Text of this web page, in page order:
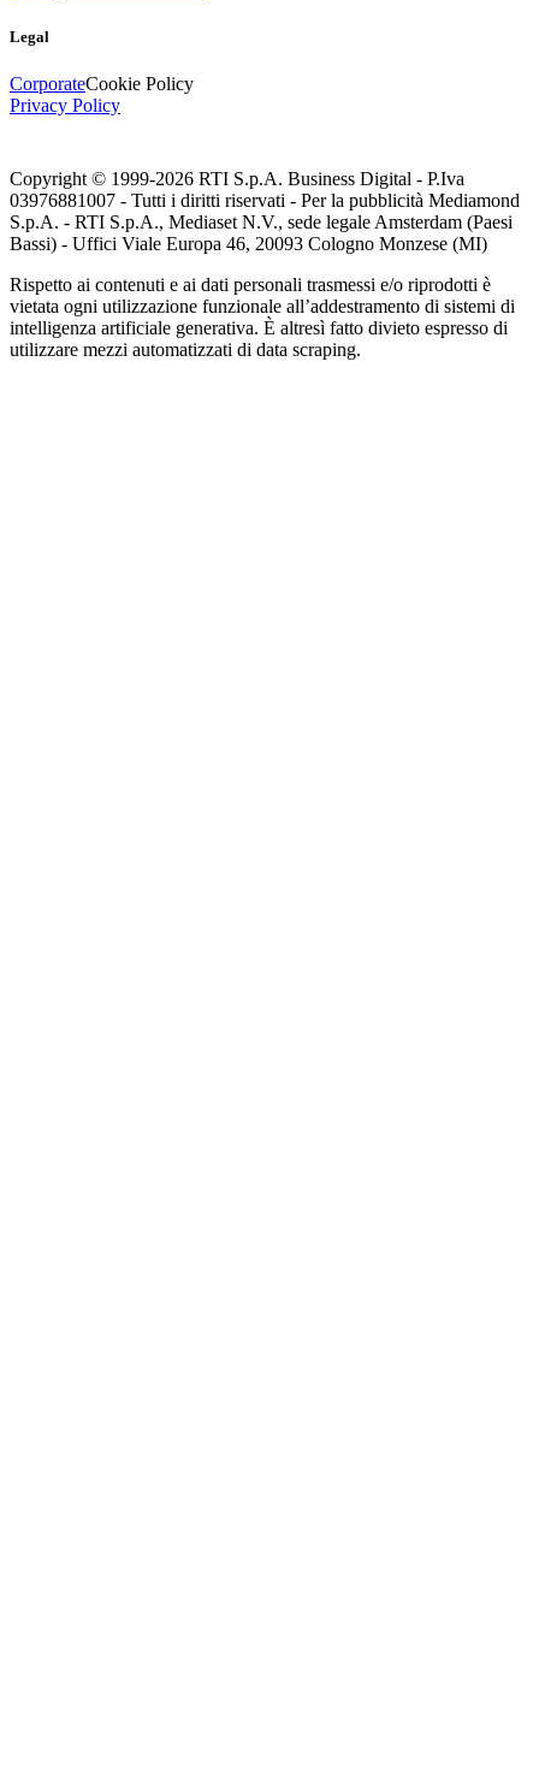
Legal
CorporateCookie Policy
Privacy Policy
Copyright © 1999-2026 RTI S.p.A. Business Digital - P.Iva
03976881007 - Tutti i diritti riservati - Per la pubblicità Mediamond
S.p.A. - RTI S.p.A., Mediaset N.V., sede legale Amsterdam (Paesi
Bassi) - Uffici Viale Europa 46, 20093 Cologno Monzese (MI)
Rispetto ai contenuti e ai dati personali trasmessi e/o riprodotti è
vietata ogni utilizzazione funzionale all’addestramento di sistemi di
intelligenza artificiale generativa. È altresì fatto divieto espresso di
utilizzare mezzi automatizzati di data scraping.